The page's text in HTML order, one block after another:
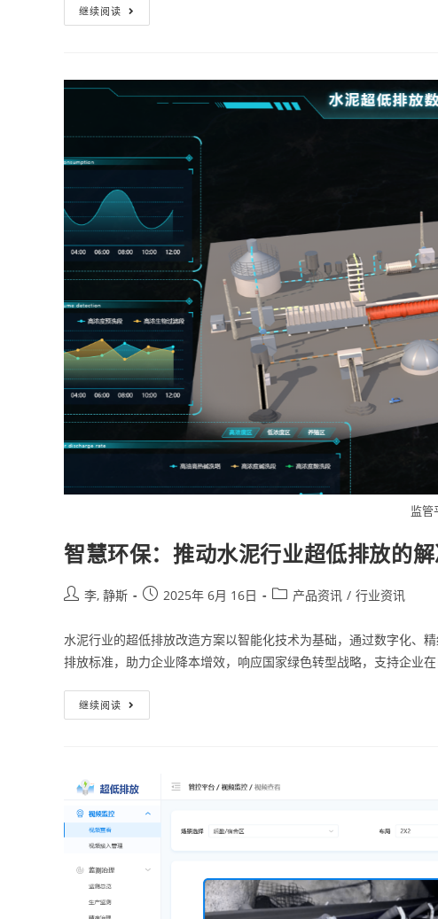
继续阅读
监管
智慧环保：推动水泥行业超低排放的
李, 静斯 2025年 6月 16日 产品资讯 / 行业资讯
水泥行业的超低排放改造方案以智能化技术为基础，通过数字化、
排放标准，助力企业降本增效，响应国家绿色转型战略，支持企业
继续阅读